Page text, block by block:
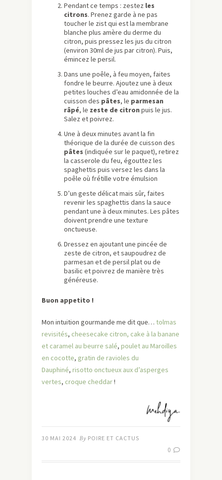
Pendant ce temps : zestez les
citrons. Prenez garde à ne pas
toucher le zist qui est la membrane
blanche plus amère du derme du
citron, puis pressez les jus du citron
(environ 30ml de jus par citron). Puis,
émincez le persil.
Dans une poêle, à feu moyen, faites
fondre le beurre. Ajoutez une à deux
petites louches d’eau amidonnée de la
cuisson des pâtes, le parmesan
râpé, le zeste de citron puis le jus.
Salez et poivrez.
Une à deux minutes avant la fin
théorique de la durée de cuisson des
pâtes (indiquée sur le paquet), retirez
la casserole du feu, égouttez les
spaghettis puis versez les dans la
poêle où frétille votre émulsion
D’un geste délicat mais sûr, faites
revenir les spaghettis dans la sauce
pendant une à deux minutes. Les pâtes
doivent prendre une texture
onctueuse.
Dressez en ajoutant une pincée de
zeste de citron, et saupoudrez de
parmesan et de persil plat ou de
basilic et poivrez de manière très
généreuse.
Buon appetito !
Mon intuition gourmande me dit que… tolmas
revisités, cheesecake citron, cake à la banane
et caramel au beurre salé, poulet au Maroilles
en cocotte, gratin de ravioles du
Dauphiné, risotto onctueux aux d’asperges
vertes, croque cheddar!
30 MAI 2024 By POIRE ET CACTUS
0